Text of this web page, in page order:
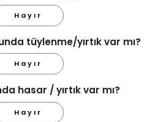
Hayır
tüylenme/yırtık var mı?
Hayır
hasar / yırtık var mı?
Hayır